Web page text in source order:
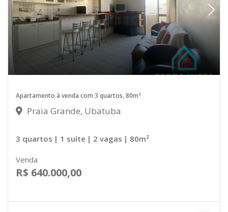
Apartamento à venda com 3 quartos, 80m²
Praia Grande, Ubatuba
3 quartos | 1 suíte | 2 vagas | 80m²
Venda
R$ 640.000,00